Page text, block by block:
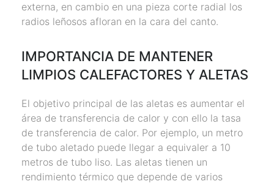
externa, en cambio en una pieza corte radial los
radios leñosos afloran en la cara del canto.
IMPORTANCIA DE MANTENER
LIMPIOS CALEFACTORES Y ALETAS
El objetivo principal de las aletas es aumentar el
área de transferencia de calor y con ello la tasa
de transferencia de calor. Por ejemplo, un metro
de tubo aletado puede llegar a equivaler a 10
metros de tubo liso. Las aletas tienen un
rendimiento térmico que depende de varios